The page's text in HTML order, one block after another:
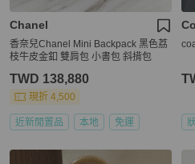
Chanel
香奈兒Chanel Mini Backpack 黑色荔
枝牛皮金釦 雙肩包 小書包 斜揹包
TWD 138,880
現折 4,500
近新閒置品 本地 免運